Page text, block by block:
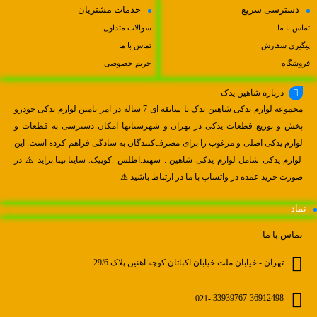
دسترسی سریع
تماس با ما
پیگیری سفارش
فروشگاه
خدمات مشتریان
سوالات متداول
تماس با ما
حریم خصوصی
درباره شاهین یدک
مجموعه لوازم یدکی شاهین یدک با سابقه ای 7 ساله در امر تامین لوازم یدکی خودرو
پخش و توزیع قطعات یدکی در تهران و شهرستانها امکان دسترسی به قطعات و
لوازم یدکی اصلی و مرغوب را برای مصرف‌کنندگان به سادگی فراهم کرده است. این
لوازم یدکی شامل لوازم یدکی شاهین . سهند.اطلس .کوییک. ساینا.تیبا.پراید ⚠️ در
صورت خرید عمده در واتساپ با ما در ارتباط باشید ⚠️
نماد
تماس با ما
تهران - خیابان ملت خیابان اکباتان کوچه آهنین پلاک 29/6
021- 33939767-36912498